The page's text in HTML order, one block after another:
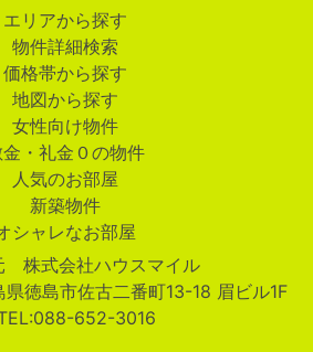
エリアから探す
物件詳細検索
価格帯から探す
地図から探す
女性向け物件
金・礼金０の物件
人気のお部屋
新築物件
シャレなお部屋
株式会社ハウスマイル
徳島市佐古二番町13-18 眉ビル1F
652-3016